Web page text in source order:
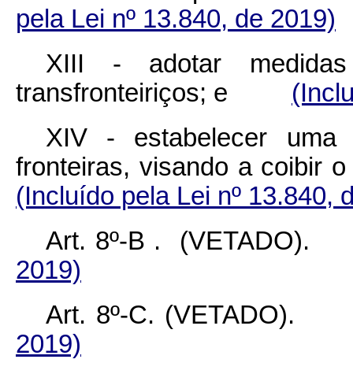
pela Lei nº 13.840, de 2019)
XIII - adotar
transfronteiriços; e
XIV - estabelecer uma
fronteiras, visando a
(Incluído pela Lei nº 13.840,
Art. 8º-B .
2019)
Art. 8º-C.
2019)